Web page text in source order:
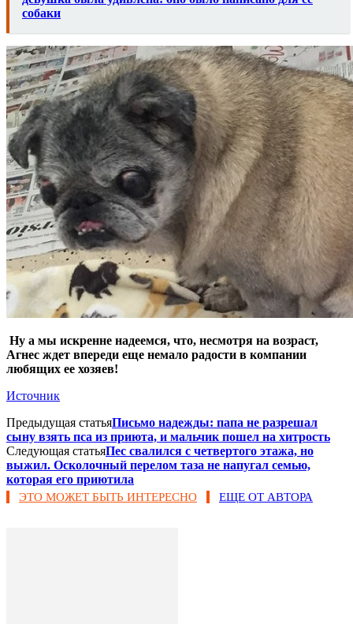
собаки
Ну а мы искренне надеемся, что, несмотря на возраст,
Агнес ждет впереди еще немало радости в компании
любящих ее хозяев!
Источник
Предыдущая статьяПисьмо надежды: папа не разрешал
сыну взять пса из приюта, и мальчик пошел на хитрость
Следующая статьяПес свалился с четвертого этажа, но
выжил. Осколочный перелом таза не напугал семью,
которая его приютила
ЭТО МОЖЕТ БЫТЬ ИНТЕРЕСНО ЕЩЕ ОТ АВТОРА